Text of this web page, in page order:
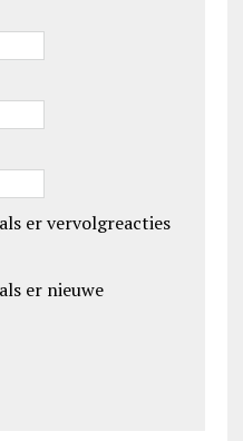
er vervolgreacties
er nieuwe